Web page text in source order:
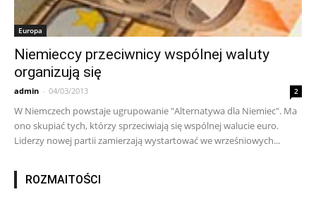
Europa
Niemieccy przeciwnicy wspólnej waluty
organizują się
admin - 04/03/2013 2
W Niemczech powstaje ugrupowanie "Alternatywa dla Niemiec". Ma
ono skupiać tych, którzy sprzeciwiają się wspólnej walucie euro.
Liderzy nowej partii zamierzają wystartować we wrześniowych...
ROZMAITOŚCI